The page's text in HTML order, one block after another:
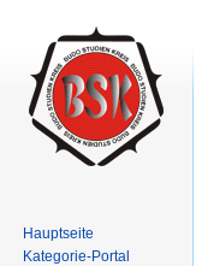
Hauptseite
Kategorie-Portal